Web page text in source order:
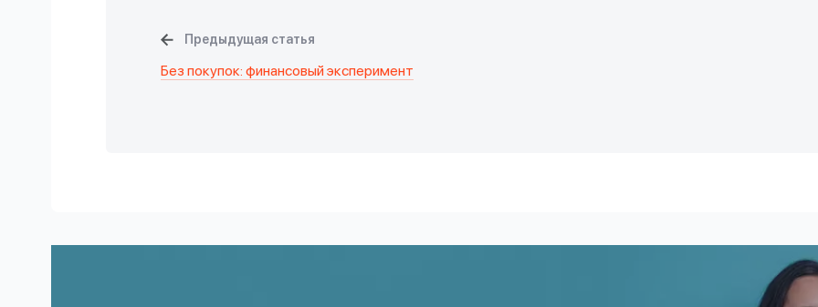
Предыдущая статья
Без покупок: финансовый эксперимент